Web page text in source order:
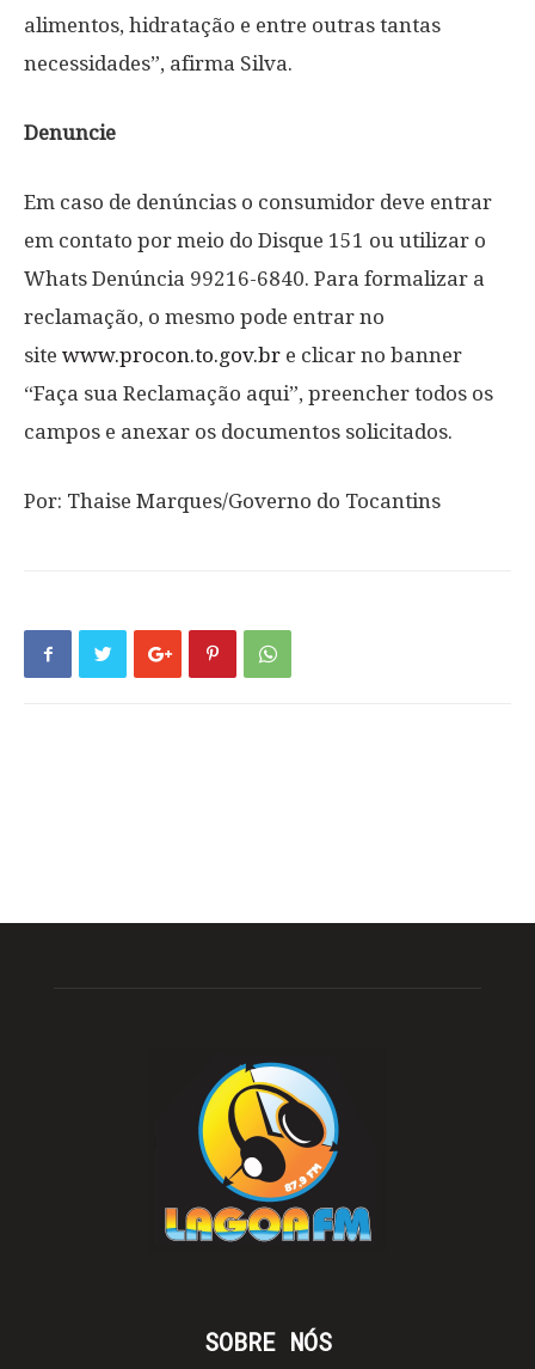
alimentos, hidratação e entre outras tantas
necessidades”, afirma Silva.
Denuncie
Em caso de denúncias o consumidor deve entrar
em contato por meio do Disque 151 ou utilizar o
Whats Denúncia 99216-6840. Para formalizar a
reclamação, o mesmo pode entrar no
site www.procon.to.gov.br e clicar no banner
“Faça sua Reclamação aqui”, preencher todos os
campos e anexar os documentos solicitados.
Por: Thaise Marques/Governo do Tocantins
SOBRE NÓS